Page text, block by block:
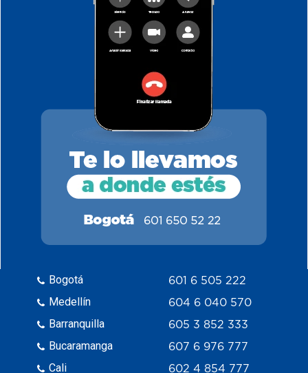
Bogotá
Medellín
Barranquilla
Bucaramanga
Cali
601 6 505 222
604 6 040 570
605 3 852 333
607 6 976 777
602 4 854 777